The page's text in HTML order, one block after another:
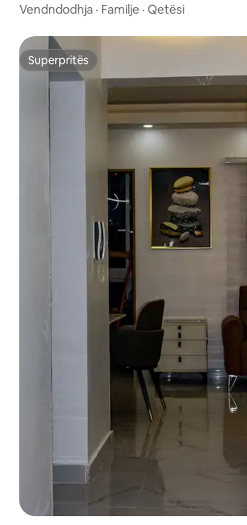
Vendndodhja · Familje · Qetësi
Superpritës
Superpritës